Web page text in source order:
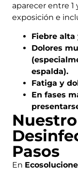
aparecer entre 1
exposición e
Fiebre alta
Dolores
espalda).
Fatiga y
En fases
Pasos
En